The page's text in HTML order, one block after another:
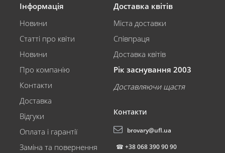
Інформація
Новини
Статті про квіти
Новини
Про компанію
Контакти
Доставка
Відгуки
Оплата і гарантії
Заміна та повернення
Доставка квітів
Міста доставки
Співпраця
Доставка квітів
Рік заснування 2003
Доставляючи щастя
Контакти
brovary@ufl.ua
☎ +38 068 390 90 90